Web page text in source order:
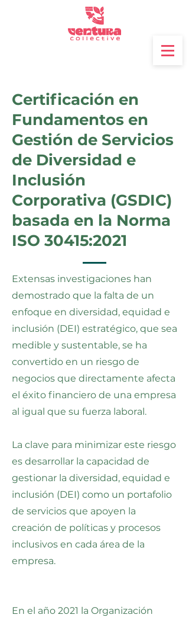
Certificación en
Fundamentos en
Gestión de Servicios
de Diversidad e
Inclusión
Corporativa (GSDIC)
basada en la Norma
ISO 30415:2021
Extensas investigaciones han
demostrado que la falta de un
enfoque en diversidad, equidad e
inclusión (DEI) estratégico, que sea
medible y sustentable, se ha
convertido en un riesgo de
negocios que directamente afecta
el éxito financiero de una empresa
al igual que su fuerza laboral.
La clave para minimizar este riesgo
es desarrollar la capacidad de
gestionar la diversidad, equidad e
inclusión (DEI) como un portafolio
de servicios que apoyen la
creación de políticas y procesos
inclusivos en cada área de la
empresa.
En el año 2021 la Organización